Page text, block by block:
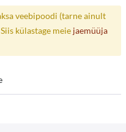
veebipoodi (tarne ainult
külastage meie jaemüüja